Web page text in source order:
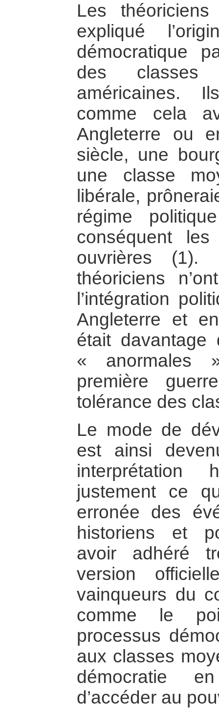
Les théoriciens
expliqué
démocratique
des classes
américaines.
comme cela
Angleterre ou
siècle, une
une classe
libérale,
régime
conséquent
ouvrières
théoriciens
l’intégration
Angleterre et
était
« anormales
première
tolérance des
Le mode de
est ainsi
interprétation
justement ce
erronée des
historiens et
avoir adhéré
version
vainqueurs du
comme le
processus
aux classes
démocratie
d’accéder au